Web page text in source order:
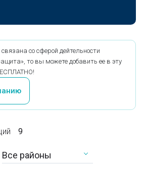
со сферой дейтельности
то вы можете добавить ее в эту
9
Все районы